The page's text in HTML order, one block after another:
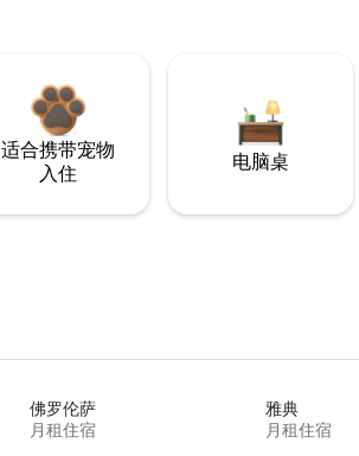
适合携带宠物
入住
电脑桌
佛罗伦萨
月租住宿
雅典
月租住宿